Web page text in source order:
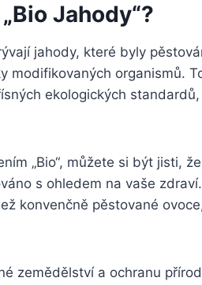
Jahody“?
jahody, které byly
modifikovaných organismů.
ekologických
„Bio“, můžete ⁤si být jisti,
s⁤ ohledem na​ vaše
konvenčně pěstované
‌zemědělství a ochranu